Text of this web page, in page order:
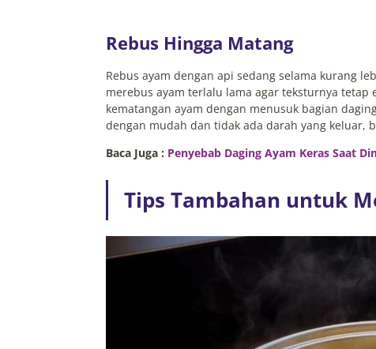
Rebus Hingga Matang
Rebus ayam dengan api sedang selama kurang
merebus ayam terlalu lama agar teksturnya
kematangan ayam dengan menusuk bagian
dengan mudah dan tidak ada darah yang keluar,
Baca Juga : Penyebab Daging Ayam Keras Saat
Tips Tambahan untuk